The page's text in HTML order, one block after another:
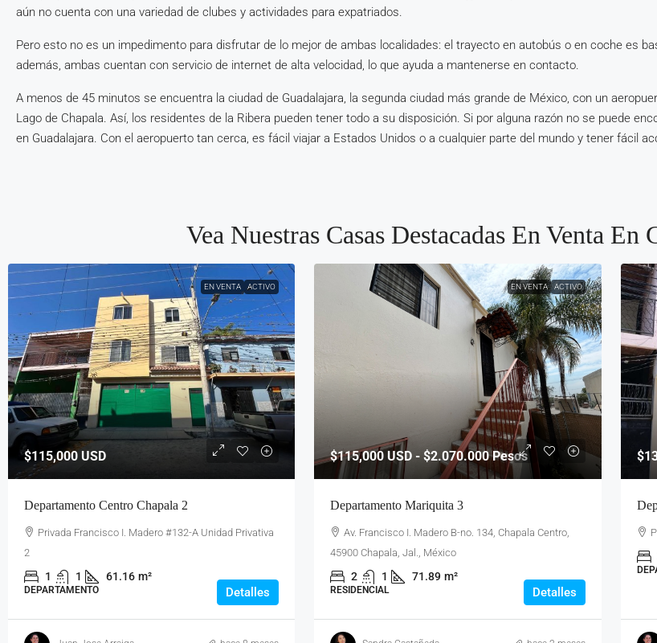
aún no cuenta con una variedad de clubes y actividades para expatriados.
Pero esto no es un impedimento para disfrutar de lo mejor de ambas localidades: el trayecto en autobús o en coche es
además, ambas cuentan con servicio de internet de alta velocidad, lo que ayuda a mantenerse en contacto.
A menos de 45 minutos se encuentra la ciudad de Guadalajara, la segunda ciudad más grande de México, con un
Lago de Chapala. Así, los residentes de la Ribera pueden tener todo a su disposición. Si por alguna razón no se puede
en Guadalajara. Con el aeropuerto tan cerca, es fácil viajar a Estados Unidos o a cualquier parte del mundo y tener fácil
Vea Nuestras Casas Destacadas En Venta En
EN VENTA ACTIVO
$115,000 USD
Departamento Centro Chapala 2
Privada Francisco I. Madero #132-A Unidad Privativa
2
1 1 61.16 m²
DEPARTAMENTO Detalles
EN VENTA ACTIVO
$115,000 USD - $2.070.000 Pesos
Departamento Mariquita 3
Av. Francisco I. Madero B-no. 134, Chapala Centro,
45900 Chapala, Jal., México
2 1 71.89 m²
RESIDENCIAL Detalles